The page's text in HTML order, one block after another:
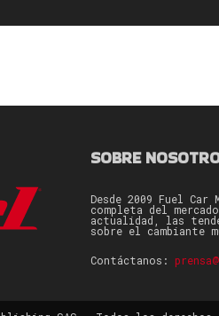
SOBRE
Desde 2009 Fuel
completa del
actualidad, las
sobre el cambiante
Contáctanos: